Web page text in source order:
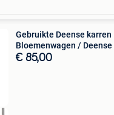
Gebruikte Deense karren
Bloemenwagen /
€ 85,00